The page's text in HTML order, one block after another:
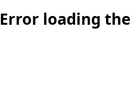
Error loading